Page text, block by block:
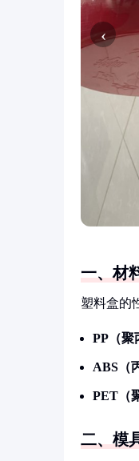
‹
一、材
塑料盒的
PP（聚
ABS（
PET（
二、模